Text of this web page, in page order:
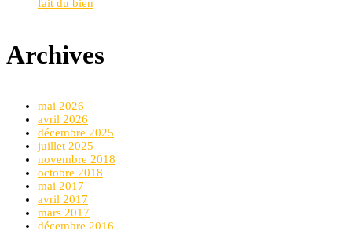
fait du bien
Archives
mai 2026
avril 2026
décembre 2025
juillet 2025
novembre 2018
octobre 2018
mai 2017
avril 2017
mars 2017
décembre 2016